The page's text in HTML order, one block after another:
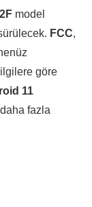
model
FCC,
göre
11
fazla